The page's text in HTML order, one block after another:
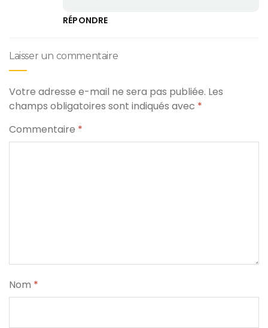
RÉPONDRE
Laisser un commentaire
Votre adresse e-mail ne sera pas publiée. Les
champs obligatoires sont indiqués avec *
Commentaire *
Nom *